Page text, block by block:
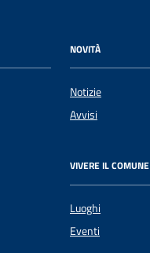
NOVITÀ
Notizie
Avvisi
VIVERE IL COMUNE
Luoghi
Eventi